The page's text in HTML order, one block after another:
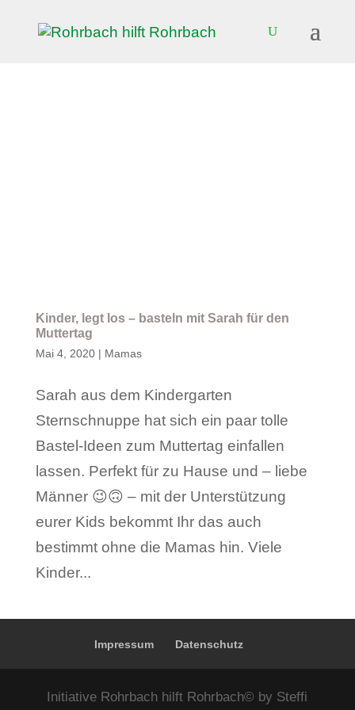
Kinder, legt los – basteln mit Sarah für den
Muttertag
Mai 4, 2020| Mamas
Sarah aus dem Kindergarten
Sternschnuppe hat sich ein paar tolle
Bastel-Ideen zum Muttertag einfallen
lassen. Perfekt für zu Hause und – liebe
Männer 😉🙃 – mit der Unterstützung
eurer Kids bekommt Ihr das auch
bestimmt ohne die Mamas hin. Viele
Kinder...
Impressum Datenschutz
Initiative Rohrbach hilft Rohrbach© by Steffi